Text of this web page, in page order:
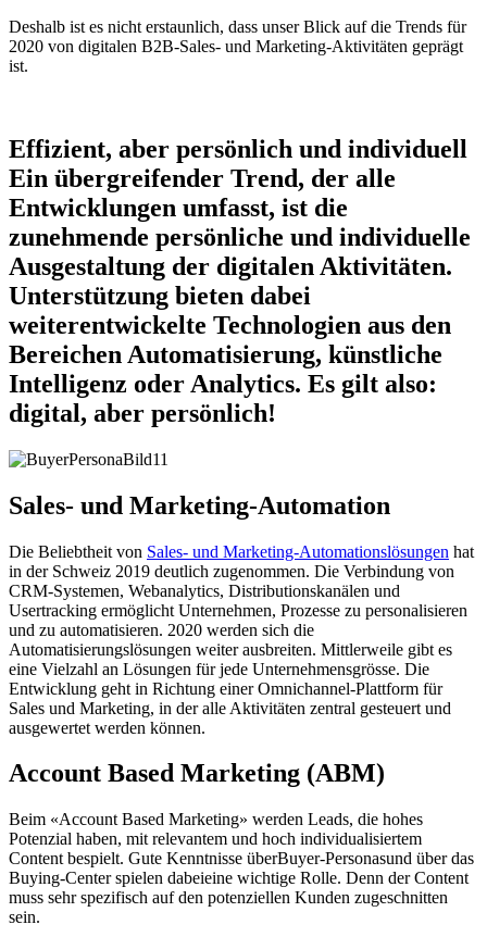
Deshalb ist es nicht erstaunlich, dass unser Blick auf die Trends für
2020 von digitalen B2B-Sales- und Marketing-Aktivitäten geprägt
ist.
Effizient, aber persönlich und individuell
Ein übergreifender Trend, der alle
Entwicklungen umfasst, ist die
zunehmende persönliche und individuelle
Ausgestaltung der digitalen Aktivitäten.
Unterstützung bieten dabei
weiterentwickelte Technologien aus den
Bereichen Automatisierung, künstliche
Intelligenz oder Analytics. Es gilt also:
digital, aber persönlich!
Sales- und Marketing-Automation
Die Beliebtheit von Sales- und Marketing-Automationslösungen hat
in der Schweiz 2019 deutlich zugenommen. Die Verbindung von
CRM-Systemen, Webanalytics, Distributionskanälen und
Usertracking ermöglicht Unternehmen, Prozesse zu personalisieren
und zu automatisieren. 2020 werden sich die
Automatisierungslösungen weiter ausbreiten. Mittlerweile gibt es
eine Vielzahl an Lösungen für jede Unternehmensgrösse. Die
Entwicklung geht in Richtung einer Omnichannel-Plattform für
Sales und Marketing, in der alle Aktivitäten zentral gesteuert und
ausgewertet werden können.
Account Based Marketing (ABM)
Beim «Account Based Marketing» werden Leads, die hohes
Potenzial haben, mit relevantem und hoch individualisiertem
Content bespielt. Gute Kenntnisse überBuyer-Personasund über das
Buying-Center spielen dabeieine wichtige Rolle. Denn der Content
muss sehr spezifisch auf den potenziellen Kunden zugeschnitten
sein.